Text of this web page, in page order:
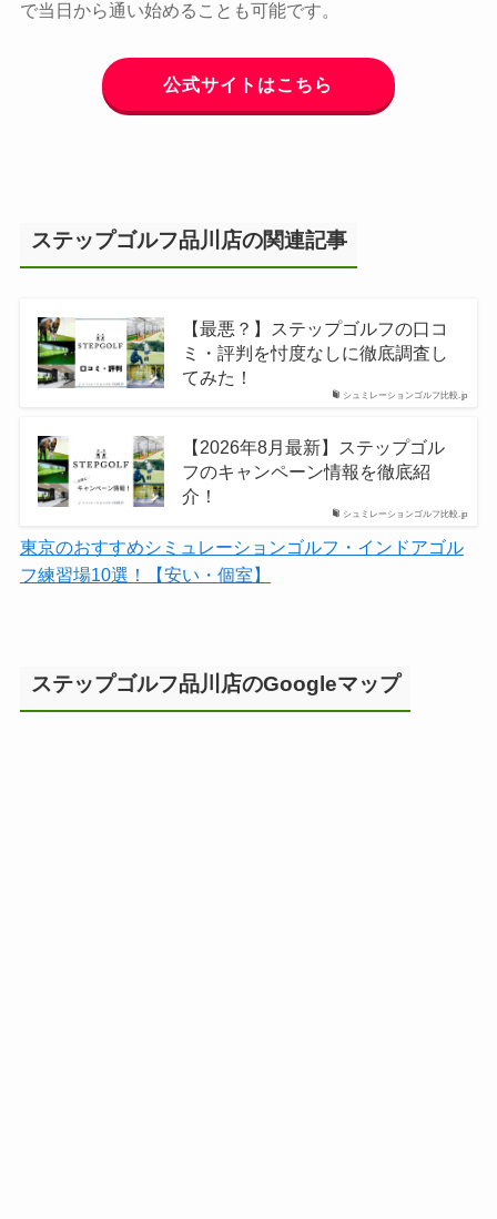
で当日から通い始めることも可能です。
公式サイトはこちら
ステップゴルフ品川店の関連記事
シュミレーションゴルフ比較.jp
【最悪？】ステップゴルフの口コ
ミ・評判を忖度なしに徹底調査し
てみた！
シュミレーションゴルフ比較.jp
【2026年8月最新】ステップゴル
フのキャンペーン情報を徹底紹
介！
東京のおすすめシミュレーションゴルフ・インドアゴル
フ練習場10選！【安い・個室】
ステップゴルフ品川店のGoogleマップ